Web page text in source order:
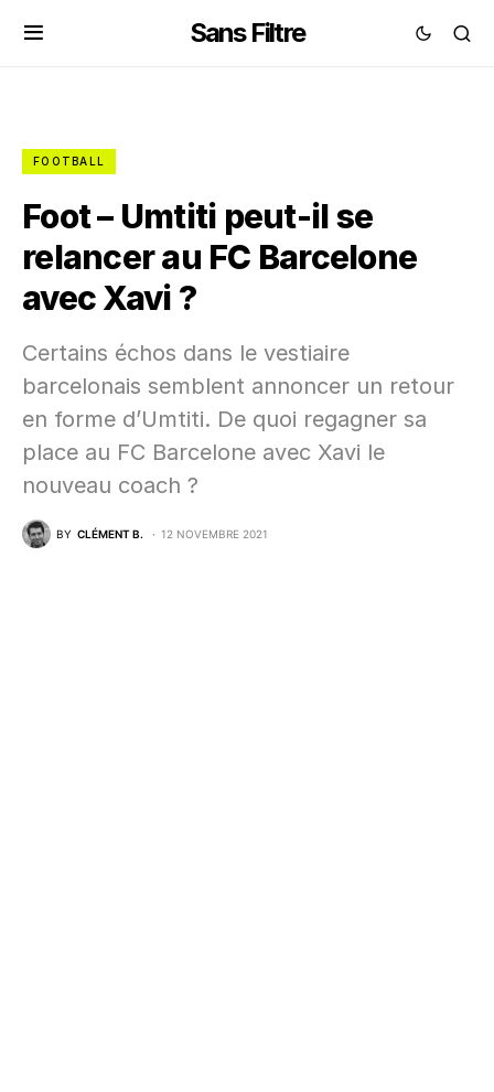
Sans Filtre
FOOTBALL
Foot – Umtiti peut-il se
relancer au FC Barcelone
avec Xavi ?
Certains échos dans le vestiaire
barcelonais semblent annoncer un retour
en forme d’Umtiti. De quoi regagner sa
place au FC Barcelone avec Xavi le
nouveau coach ?
BY CLÉMENT B. 12 NOVEMBRE 2021